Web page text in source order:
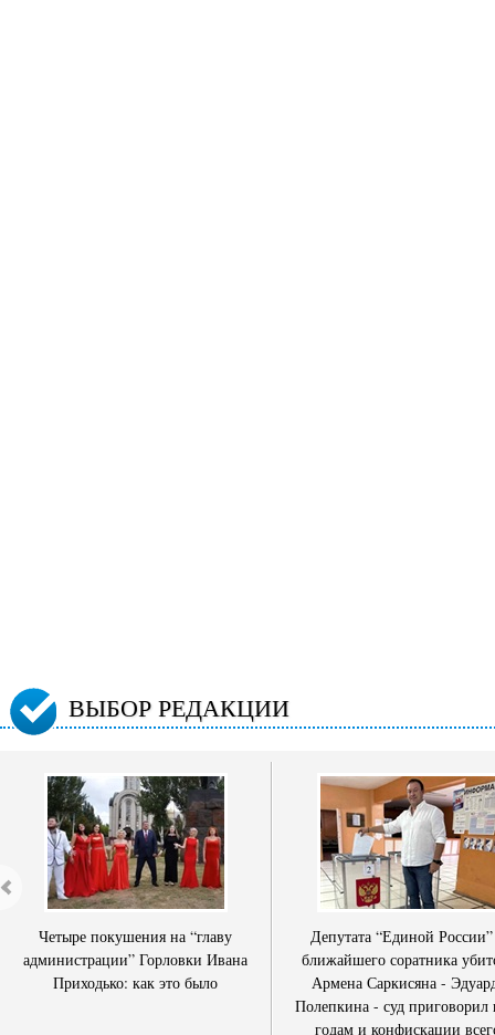
ВЫБОР РЕДАКЦИИ
Четыре покушения на “главу
администрации” Горловки Ивана
Приходько: как это было
Депутата “Единой
ближайшего соратника
Армена Саркисяна -
Полепкина - суд приговорил
годам и конфискации